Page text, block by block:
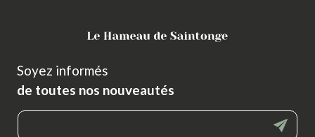
Soyez informés
de toutes nos nouveautés